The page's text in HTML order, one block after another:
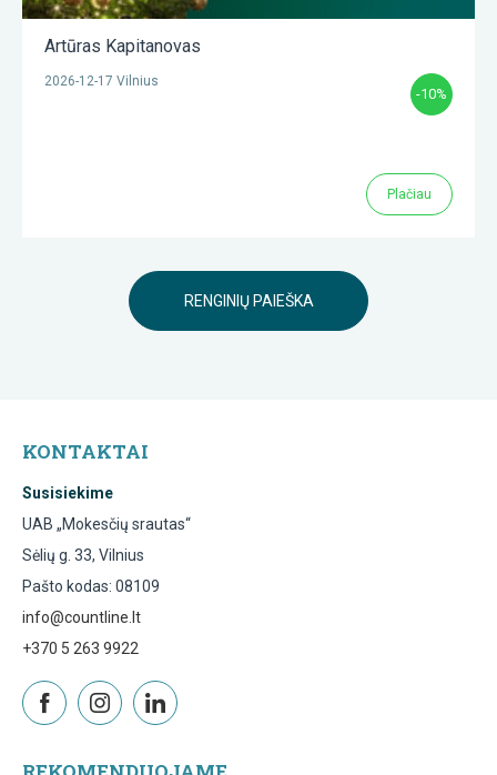
Artūras Kapitanovas
2026-12-17 Vilnius
-10%
Plačiau
RENGINIŲ PAIEŠKA
KONTAKTAI
Susisiekime
UAB „Mokesčių srautas“
Sėlių g. 33, Vilnius
Pašto kodas: 08109
info@countline.lt
+370 5 263 9922